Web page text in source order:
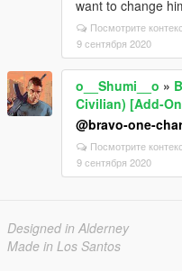
want to change
Посмотрите
9 сентября 2020
o__Shumi__o »
Civilian) [Add-
@bravo-one-
Посмотрите
9 сентября 2020
Designed in Alderney
Made in Los Santos